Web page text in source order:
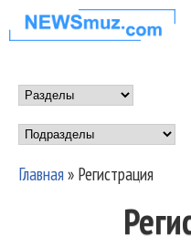
Перейти
НОВОСТИ
МУЗЫКИ И
ШОУ БИЗНЕСА
NEWSMUZ.COM
Main menu
Главная» Регистрация